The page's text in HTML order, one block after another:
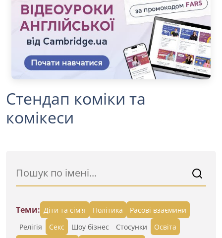
Стендап коміки та
комікеси
Теми: Діти та сім'я Політика
Расові взаємини
Релігія
Секс Шоу бізнес Стосунки
Освіта